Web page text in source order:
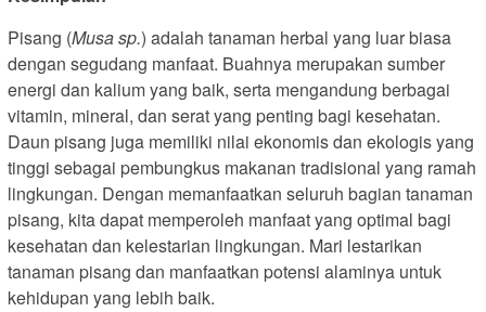
Pisang (Musa sp.) adalah tanaman herbal yang luar biasa
dengan segudang manfaat. Buahnya merupakan sumber
energi dan kalium yang baik, serta mengandung berbagai
vitamin, mineral, dan serat yang penting bagi kesehatan.
Daun pisang juga memiliki nilai ekonomis dan ekologis yang
tinggi sebagai pembungkus makanan tradisional yang ramah
lingkungan. Dengan memanfaatkan seluruh bagian tanaman
pisang, kita dapat memperoleh manfaat yang optimal bagi
kesehatan dan kelestarian lingkungan. Mari lestarikan
tanaman pisang dan manfaatkan potensi alaminya untuk
kehidupan yang lebih baik.